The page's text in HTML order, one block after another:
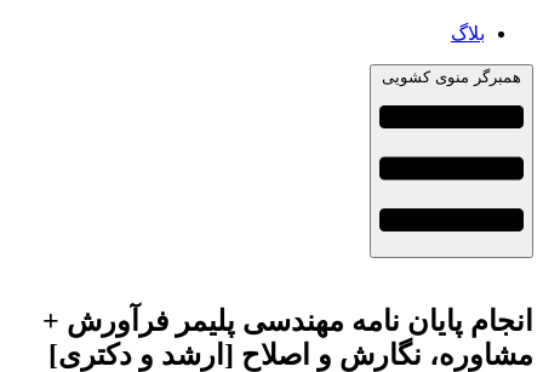
بلاگ
همبرگر منوی کشویی
انجام پایان نامه مهندسی پلیمر فرآورش +
مشاوره، نگارش و اصلاح [ارشد و دکتری]